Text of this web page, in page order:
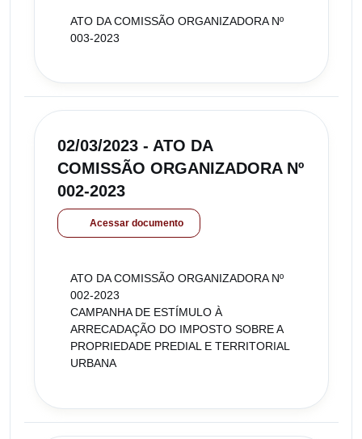
ATO DA COMISSÃO ORGANIZADORA Nº
003-2023
02/03/2023 - ATO DA
COMISSÃO ORGANIZADORA Nº
002-2023
Acessar documento
ATO DA COMISSÃO ORGANIZADORA Nº
002-2023
CAMPANHA DE ESTÍMULO À
ARRECADAÇÃO DO IMPOSTO SOBRE A
PROPRIEDADE PREDIAL E TERRITORIAL
URBANA